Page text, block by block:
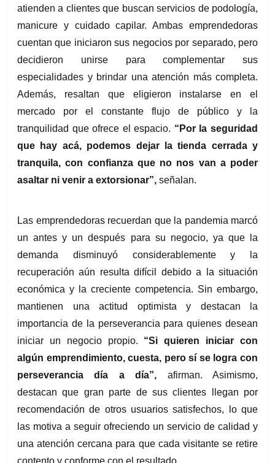
atienden a clientes que buscan servicios de podología,
manicure y cuidado capilar. Ambas emprendedoras
cuentan que iniciaron sus negocios por separado, pero
decidieron unirse para complementar sus
especialidades y brindar una atención más completa.
Además, resaltan que eligieron instalarse en el
mercado por el constante flujo de público y la
tranquilidad que ofrece el espacio. “Por la seguridad
que hay acá, podemos dejar la tienda cerrada y
tranquila, con confianza que no nos van a poder
asaltar ni venir a extorsionar”, señalan.
Las emprendedoras recuerdan que la pandemia marcó
un antes y un después para su negocio, ya que la
demanda disminuyó considerablemente y la
recuperación aún resulta difícil debido a la situación
económica y la creciente competencia. Sin embargo,
mantienen una actitud optimista y destacan la
importancia de la perseverancia para quienes desean
iniciar un negocio propio. “Si quieren iniciar con
algún emprendimiento, cuesta, pero sí se logra con
perseverancia día a día”, afirman. Asimismo,
destacan que gran parte de sus clientes llegan por
recomendación de otros usuarios satisfechos, lo que
las motiva a seguir ofreciendo un servicio de calidad y
una atención cercana para que cada visitante se retire